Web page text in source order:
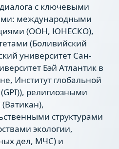
с ключевыми
международными
(ООН, ЮНЕСКО),
(Боливийский
университет Сан-
Бэй Атлантик в
Институт глобальной
религиозными
структурами
экологии,
дел, МЧС) и